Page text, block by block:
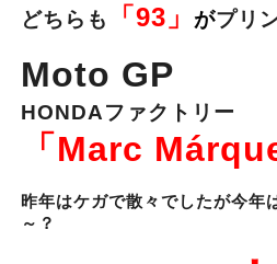
どちらも 「93」 がプリ
Moto GP
HONDAファクトリー
「Marc
昨年はケガで散々でしたが今年
～？